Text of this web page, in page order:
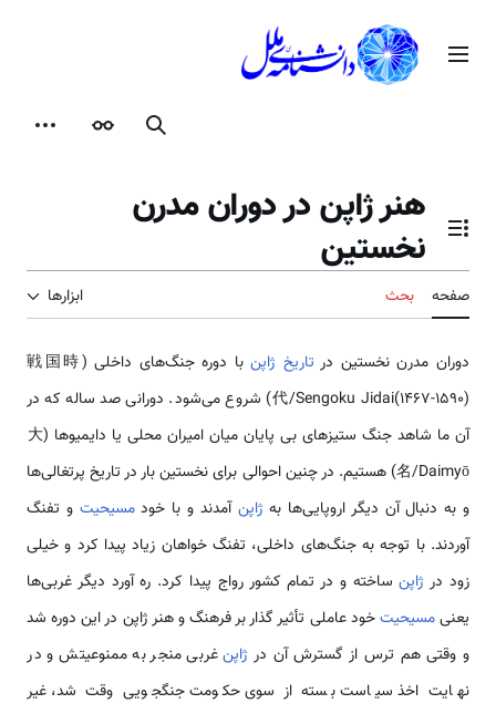
محتوامنوی اصلی
جستجوظاهر
تغییر وضعیت فهرست محتویات
هنر ژاپن در دوران مدرن
نخستين
صفحه بحث ابزارها
دوران مدرن نخستین در تاریخ ژاپن
با دوره جنگ‌های داخلی (戦国時
代/Sengoku Jidai(1467-1590)) شروع می‌شود. دورانی صد ساله که در
آن ما شاهد جنگ ستیزهای بی پایان میان امیران محلی یا دایمیوها (大
名/Daimyō) هستیم. در چنین احوالی برای نخستین بار در تاریخ پرتغالی‌ها
و به دنبال آن دیگر اروپایی‌ها به ژاپن آمدند و با خودمسیحیت و تفنگ
آوردند. با توجه به جنگ‌های داخلی، تفنگ خواهان زیاد پیدا کرد و خیلی
زود در ژاپنساخته و در تمام کشور رواج پیدا کرد. ره آورد دیگر غربی‌ها
یعنیمسیحیتخود عاملی تأثیر گذار بر فرهنگ و هنر ژاپن در این دوره شد
و وقتی هم ترس از گسترش آن در ژاپنغربی منجر به ممنوعیتش و در
نهایت اخذ سیاست بسته از سوی حکومت جنگجویی وقت شد، غیر